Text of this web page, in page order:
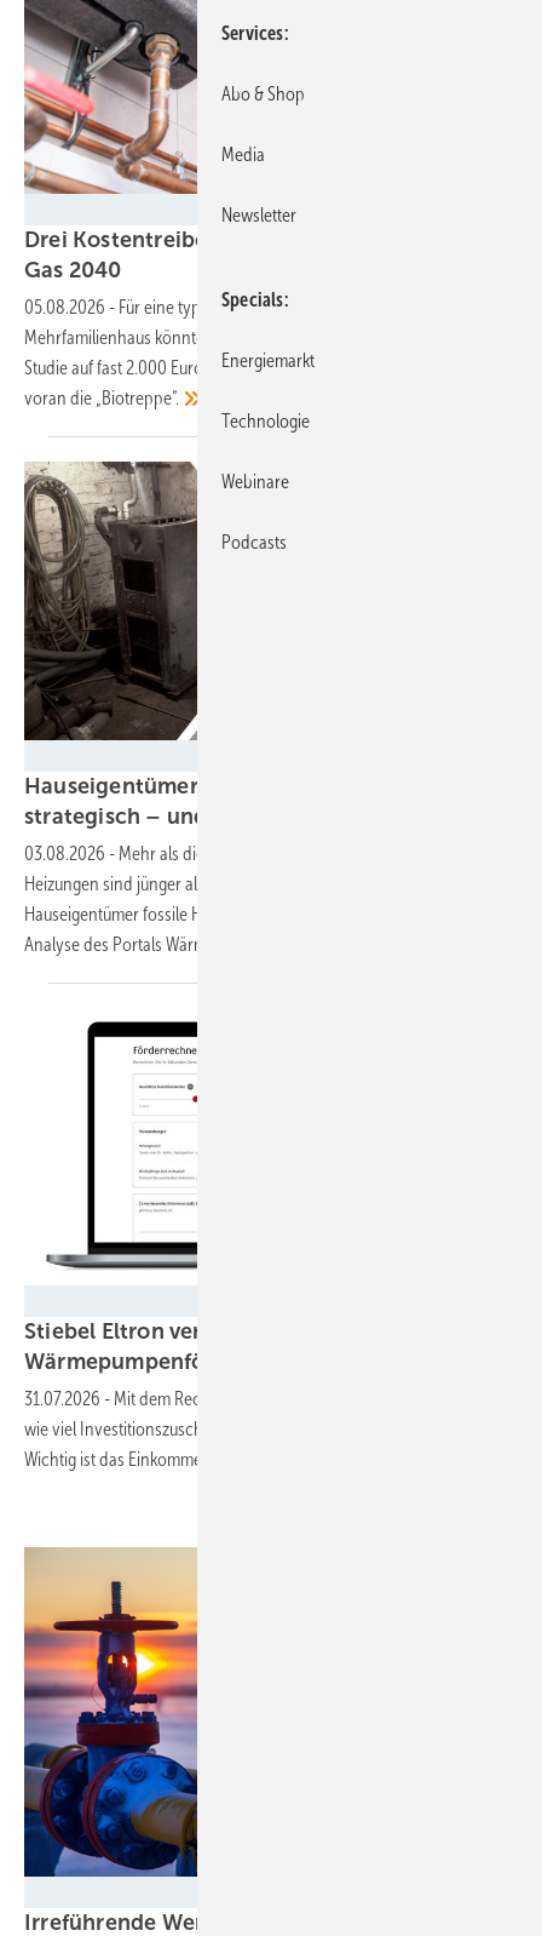
Drei Kostentreiber: So teuer wird Heizen mit
Gas 2040
05.08.2026 - Für eine typische teilsanierte Altbauwohnung in einem
Mehrfamilienhaus könnten sich die Kosten laut einer aktuellen IW-
Studie auf fast 2.000 Euro im Jahr verdoppeln. Schuld daran? Allen
voran die „Biotreppe“.
Hauseigentümer tauschen Heizungen
strategisch – und setzen auf
03.08.2026 - Mehr als die Hälfte der im Bestand ausgetauschten
Heizungen sind jünger als 20 Jahre. In der Regel tauschen die
Hauseigentümer fossile Heizungen gegen Wärmepumpen, wie eine
Analyse des Portals Wärmepumpen-Angebotsvergleich
Stiebel Eltron veröffentlicht Onlinerechner für
Wärmepumpenförderung
31.07.2026 - Mit dem Rechner können Hauseigentümer abschätzen,
wie viel Investitionszuschuss sie beim Heizungstausch bekommen.
Wichtig ist das Einkommen.
Irreführende Werbung: Erdgas ist kein
Services
Abo & Shop
Media
Newsletter
Specials
Energiemarkt
Technologie
Webinare
Podcasts